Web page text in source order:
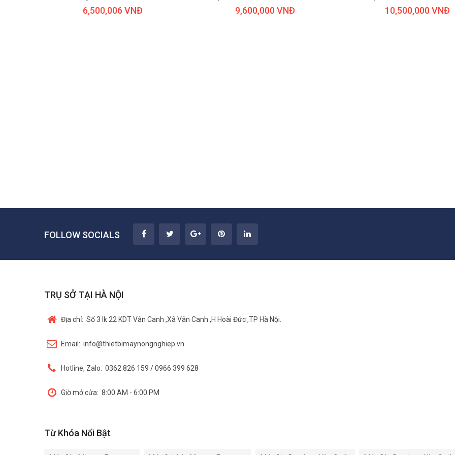
6,500,006 VNĐ
9,600,000 VNĐ
10,500,000 VNĐ
FOLLOW SOCIALS
TRỤ SỞ TẠI HÀ NỘI
Địa chỉ: Số 3 lk 22 KDT Vân Canh ,Xã Vân Canh ,H Hoài Đức ,TP Hà Nội.
Email: info@thietbimaynongnghiep.vn
Hotline, Zalo: 0362 826 159 / 0966 399 628
Giờ mở cửa: 8:00 AM - 6:00 PM
Từ Khóa Nổi Bật